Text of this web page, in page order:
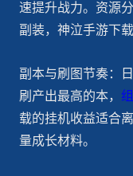
速提升战力。资源
副装，神泣手游下
副本与刷图节奏：
刷产出最高的本，
载的挂机收益适合
量成长材料。